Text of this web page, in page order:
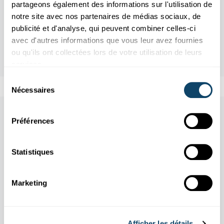
partageons également des informations sur l'utilisation de
notre site avec nos partenaires de médias sociaux, de
publicité et d'analyse, qui peuvent combiner celles-ci
avec d'autres informations que vous leur avez fournies
ou qu'ils ont collectées lors de votre utilisation de leurs
Nécessaires
Préférences
Statistiques
Marketing
Aussi dans cette rubrique